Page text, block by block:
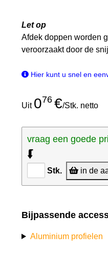
Let op
Afdek doppen worden
veroorzaakt door de
Hier kunt u snel en
Uit 076 €/Stk. netto
vraag een goede
⮮
Stk. in de
Bijpassende
Aluminium profielen